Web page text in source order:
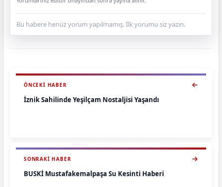
Bu habere henüz yorum yapılmamış. İlk yorumu siz yazın.
ÖNCEKI HABER
İznik Sahilinde Yeşilçam Nostaljisi Yaşandı
SONRAKI HABER
BUSKİ Mustafakemalpaşa Su Kesinti Haberi